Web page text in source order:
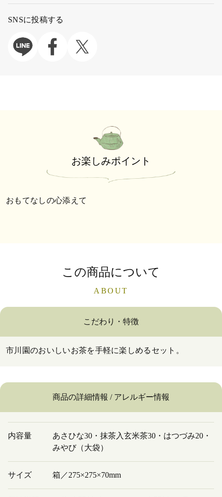
SNSに投稿する
お楽しみポイント
おもてなしの心添えて
この商品について
ABOUT
こだわり・特徴
市川園のおいしいお茶を手軽に楽しめるセット。
商品の詳細情報 / アレルギー情報
内容量
あさひな30・抹茶入玄米茶30・はつづみ20・
みやび（大袋）
サイズ 箱／275×275×70mm